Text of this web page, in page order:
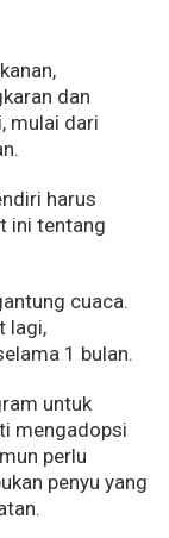
dan
mulai dari
harus
ini tentang
cuaca.
lagi,
1 bulan.
untuk
mengadopsi
perlu
penyu yang